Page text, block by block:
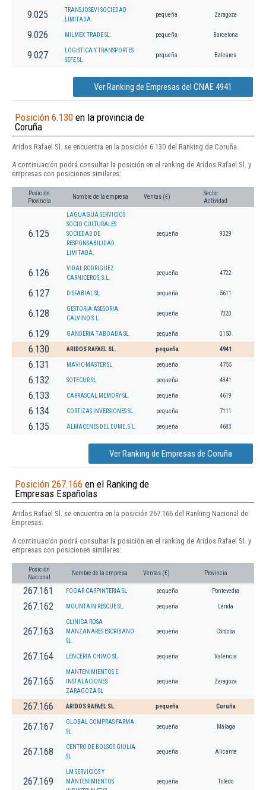
9.025
TRANSJOSEVI SOCIEDAD
LIMITADA.
pequeña Zaragoza
9.026 MILMEX TRADE SL. pequeña Barcelona
9.027
LOGISTICA Y TRANSPORTES
SEFE SL.
pequeña Baleares
Ver Ranking de Empresas del CNAE 4941
Posición 6.130 en la provincia de
Coruña
Aridos Rafael Sl. se encuentra en la posición 6.130 del Ranking de Coruña.
A continuación podrá consultar la posición en el ranking de Aridos Rafael Sl. y
empresas con posiciones similares:
Posición
Provincia
Nombre de la empresa Ventas (€)
Sector
Actividad
6.125
LAGUAGUA SERVICIOS
SOCIO CULTURALES
SOCIEDAD DE
RESPONSABILIDAD
LIMITADA.
pequeña 9329
6.126
VIDAL RODRIGUEZ
CARNICEROS, S.L.
pequeña 4722
6.127 DISFABIAL SL. pequeña 5611
6.128
GESTORIA ASESORIA
CALVINO S.L.
pequeña 7020
6.129 GANDERIA TABOADA SL. pequeña 0150
6.130 ARIDOS RAFAEL SL. pequeña 4941
6.131 MAVIC-MASTER SL pequeña 4755
6.132 SOTECUR SL pequeña 4341
6.133 CARRASCAL MEMORY SL. pequeña 4619
6.134 CORTIZAS INVERSIONES SL pequeña 7111
6.135 ALMACENES DEL EUME, S.L. pequeña 4683
Ver Ranking de Empresas de Coruña
Posición 267.166 en el Ranking de
Empresas Españolas
Aridos Rafael Sl. se encuentra en la posición 267.166 del Ranking Nacional de
Empresas.
A continuación podrá consultar la posición en el ranking de Aridos Rafael Sl. y
empresas con posiciones similares:
Posición
Nacional
Nombre de la empresa Ventas (€) Provincia
267.161 FOGAR CARPINTERIA SL pequeña Pontevedra
267.162 MOUNTAIN RESCUE SL. pequeña Lérida
267.163
CLINICA ROSA
MANZANARES ESCRIBANO
SL.
pequeña Córdoba
267.164 LENCERIA CHIMO SL pequeña Valencia
267.165
MANTENIMIENTOS E
INSTALACIONES
ZARAGOZA SL
pequeña Zaragoza
267.166 ARIDOS RAFAEL SL. pequeña Coruña
267.167
GLOBAL COMPRAS FARMA
SL.
pequeña Málaga
267.168
CENTRO DE BOLSOS GIULIA
SL
pequeña Alicante
267.169
LM SERVICIOS Y
MANTENIMIENTOS
pequeña Toledo